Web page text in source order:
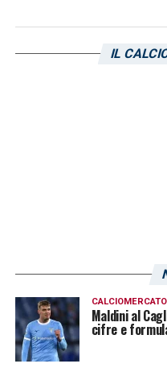
intravede l’inizio
IL
CALCIOMERCATO
Maldini al
cifre e